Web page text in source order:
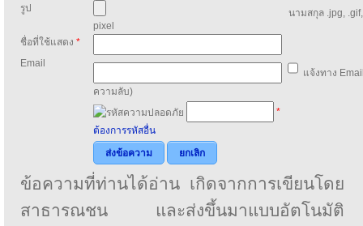
รูป
นามสกุล .jpg,
pixel
ชื่อที่ใช้แสดง *
Email
แจ้งทาง
ความลับ)
*
ต้องการรหัสอื่น
ส่งข้อความ
ยกเลิก
ข้อความที่ท่านได้อ่าน เกิดจากการเขียนโดย
สาธารณชน และส่งขึ้นมาแบบอัตโนมัติ